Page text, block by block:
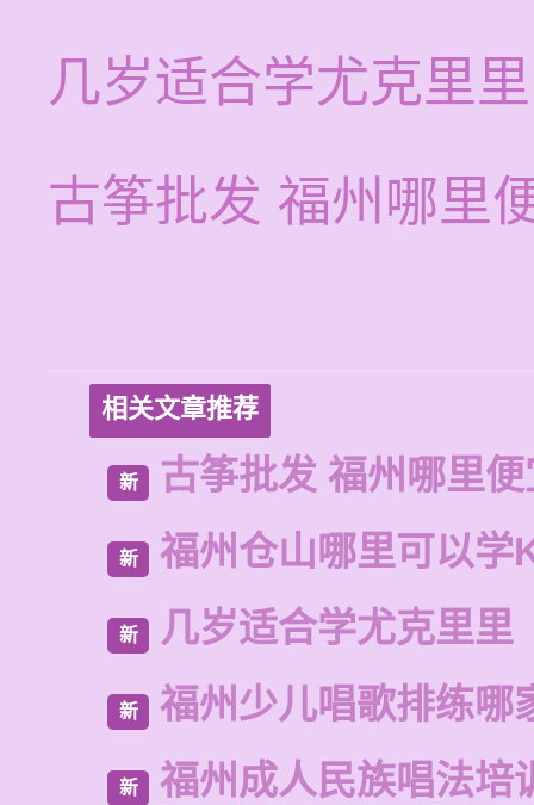
几岁适合学尤克里里
古筝批发 福州哪里
相关文章推荐
新 古筝批发 福州哪里
新 福州仓山哪里可以学
新 几岁适合学尤克里里
新 福州少儿唱歌排练哪
新 福州成人民族唱法培